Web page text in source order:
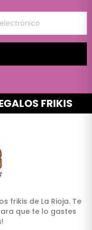
FRIKIS
frikis de La Rioja. Te
que te lo gastes